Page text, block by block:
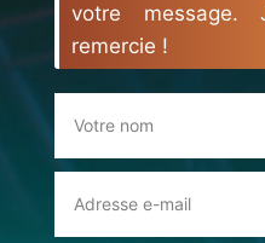
votre message.
remercie !